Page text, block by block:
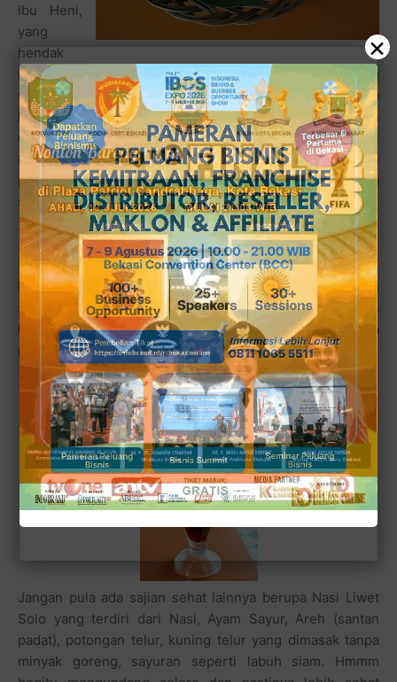
Ibu Heni,
yang
hendak
membuka usaha bukan hanya di De Koeliner jatibening
saja ini, dirinya berkeinginan membuka gerai bergaya
kafe dengan orientasi usaha bergaya khas Solo ataupun
Cafe tradisional. Sementara itu, sajian yang dijual di
gerainya yang terletak tepat di tengah sisi bagian kiri dari
pintu masuk pujasera De Koeliner ini, mengatakan semua
sajian di tempatnya lebih mengutamakan kesehatan.
Itulah sebabnya pilihan menu kebanyakan adalah menu
sajian khas keraton. Walau sajiannya masakan khas
keraton, namun harganya bisa dinikmati oleh semua
prajurit satu pleton.
Jangan pula ada sajian sehat lainnya berupa Nasi Liwet
Solo yang terdiri dari Nasi, Ayam Sayur, Areh (santan
padat), potongan telur, kuning telur yang dimasak tanpa
minyak goreng, sayuran seperti labuh siam. Hmmm
×